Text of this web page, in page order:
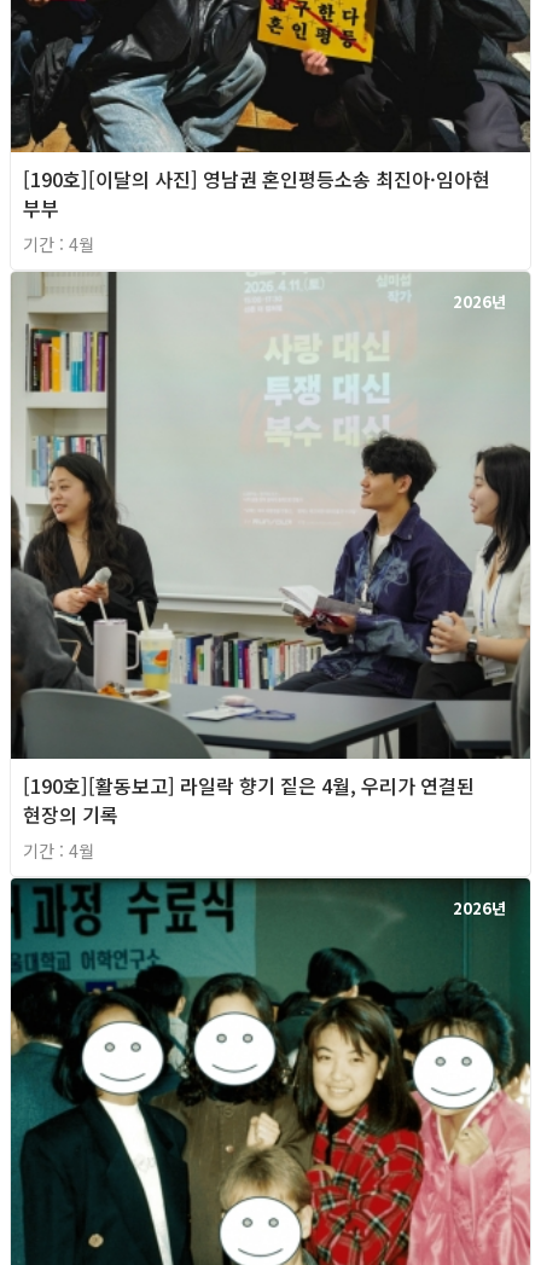
[190호][이달의 사진] 영남권 혼인평등소송 최진아·임아현
부부
기간 : 4월
2026년
[190호][활동보고] 라일락 향기 짙은 4월, 우리가 연결된
현장의 기록
기간 : 4월
2026년